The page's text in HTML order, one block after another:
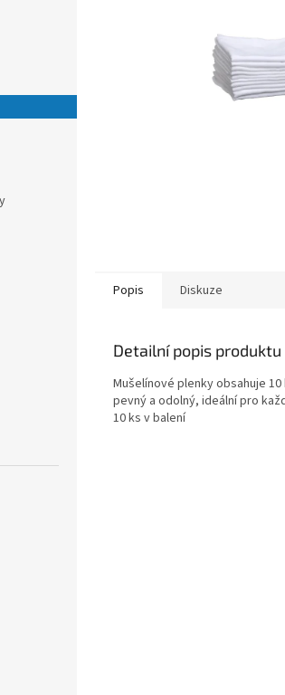
Popis Diskuze
Detailní popis produktu
Mušelínové plenky obsahuje
pevný a odolný, ideální pro
10 ks v balení